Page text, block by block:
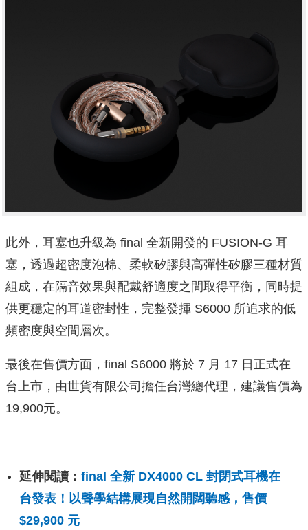
此外，耳塞也升級為 final 全新開發的 FUSION-G 耳
塞，透過超密度泡棉、柔軟矽膠與高彈性矽膠三種材質
組成，在隔音效果與配戴舒適度之間取得平衡，同時提
供更穩定的耳道密封性，完整發揮 S6000 所追求的低
頻密度與空間層次。
最後在售價方面，final S6000 將於 7 月 17 日正式在
台上市，由世貨有限公司擔任台灣總代理，建議售價為
19,900元。
延伸閱讀： final 全新 DX4000 CL 封閉式耳機在
台發表！以聲學結構展現自然開闊聽感，售價
$29,900 元